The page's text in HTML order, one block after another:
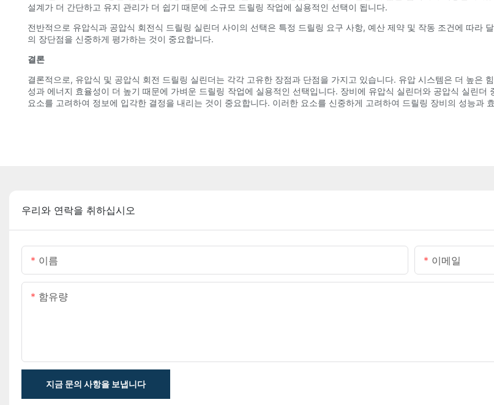
설계가 더 간단하고 유지 관리가 더 쉽기 때문에 소규모 드릴링 작업에 실용적인 선택이 됩니다.
전반적으로 유압식과 공압식 회전식 드릴링 실린더 사이의 선택은 특정 드릴링 요구 사항, 예산 제약 및 작동 조건에 따라
의 장단점을 신중하게 평가하는 것이 중요합니다.
결론
결론적으로, 유압식 및 공압식 회전 드릴링 실린더는 각각 고유한 장점과 단점을 가지고 있습니다. 유압 시스템은 더 높은
성과 에너지 효율성이 더 높기 때문에 가벼운 드릴링 작업에 실용적인 선택입니다. 장비에 유압식 실린더와 공압식 실린
요소를 고려하여 정보에 입각한 결정을 내리는 것이 중요합니다. 이러한 요소를 신중하게 고려하여 드릴링 장비의 성능과
우리와 연락을 취하십시오
이름 이메일
함유량
지금 문의 사항을 보냅니다